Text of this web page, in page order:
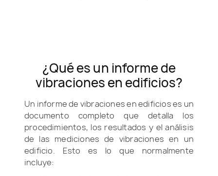
¿Qué es un informe de
vibraciones en edificios?
Un informe de vibraciones en edificios es un
documento completo que detalla los
procedimientos, los resultados y el análisis
de las mediciones de vibraciones en un
edificio. Esto es lo que normalmente
incluye: